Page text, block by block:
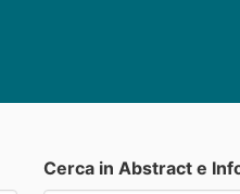
Cerca in Abstract e